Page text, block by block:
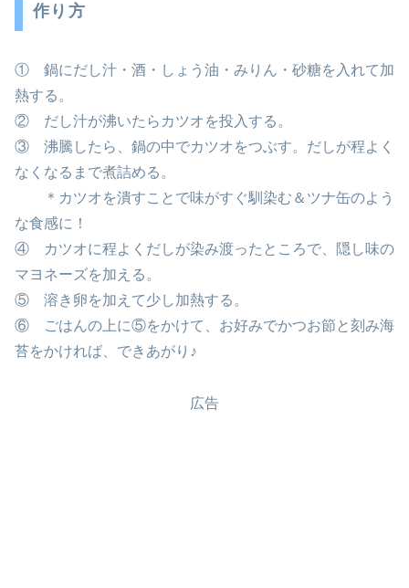
作り方
① 鍋にだし汁・酒・しょう油・みりん・砂糖を入れて加
熱する。
② だし汁が沸いたらカツオを投入する。
③ 沸騰したら、鍋の中でカツオをつぶす。だしが程よく
なくなるまで煮詰める。
＊カツオを潰すことで味がすぐ馴染む＆ツナ缶のよう
な食感に！
④ カツオに程よくだしが染み渡ったところで、隠し味の
マヨネーズを加える。
⑤ 溶き卵を加えて少し加熱する。
⑥ ごはんの上に⑤をかけて、お好みでかつお節と刻み海
苔をかければ、できあがり♪
広告